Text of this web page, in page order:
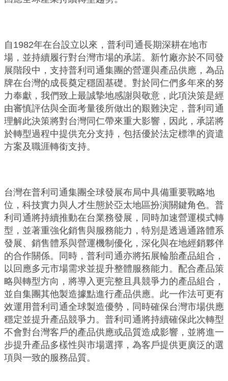
自1982年在台設立以來，普利司通長期深耕在地市
場，並持續履行對台灣市場的承諾。新竹廠亦於不同發
展階段中，支持普利司通集團的營運與產品供應，為品
牌在台灣的成長奠定穩固基礎。對於同仁們多年來的努
力奉獻，我們致上最誠摯地感謝與敬意，此項決策是經
由審慎評估與全面考量後所做出的艱難決定，普利司通
理解此決策將對台灣同仁帶來重大影響，因此，承諾將
於轉型過程中提供充分支持，包括優於法定標準的資遣
方案及職涯轉銜支持。
台灣在普利司通集團全球發展布局中具備重要戰略地
位，科技實力與人才生態於亞太地區扮演關鍵角色。普
利司通將持續推動在台業務發展，同時加速營運模式轉
型，並著重強化銷售與服務能力，特別是透過通路體系
發展、銷售體系與營運機制優化，深化與在地經銷夥伴
的合作關係。同時，普利司通亦將拓展輪胎產品組合，
以回應多元市場需求並提升整體服務能力。配合產品策
略與轉型方向，將導入更完整且具競爭力的產品組合，
並自集團其他製造據點進行產品供應。此一作法可更有
效運用普利司通全球製造優勢，同時確保台灣市場供應
穩定並提升產品競爭力。普利司通將持續確保此次轉型
不會對台灣客戶的產品供應或品質造成影響，並將進一
步提升產品多樣性與市場選擇，為客戶提供更廣泛的選
項與一致的服務品質。